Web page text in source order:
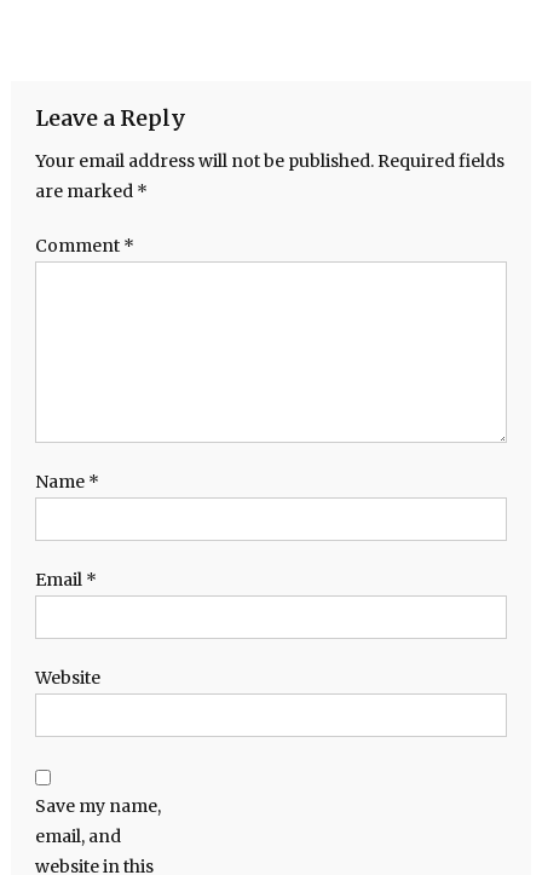
Leave a Reply
Your email address will not be published. Required fields
are marked *
Comment *
Name *
Email *
Website
Save my name,
email, and
website in this